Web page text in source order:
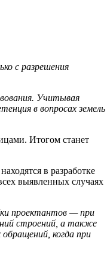
с разрешения
Учитывая
в вопросах земель
Итогом станет
в разработке
выявленных случаях
проектантов — при
строений, а также
когда при